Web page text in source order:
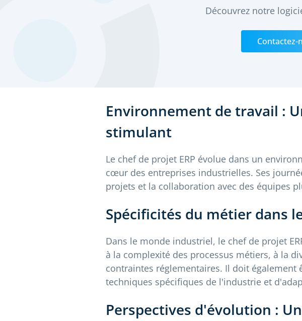
Découvrez notre
Contactez-
Environnement de travail :
stimulant
Le chef de projet ERP évolue dans un
cœur des entreprises industrielles. Ses
projets et la collaboration avec des équipes
Spécificités du métier dans
Dans le monde industriel, le chef de projet
à la complexité des processus métiers, à la
contraintes réglementaires. Il doit également
techniques spécifiques de l'industrie et
Perspectives d'évolution :